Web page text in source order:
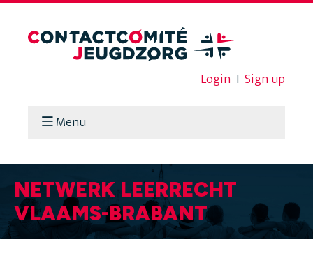
Login I Sign up
Menu
NETWERK LEERRECHT
VLAAMS-BRABANT